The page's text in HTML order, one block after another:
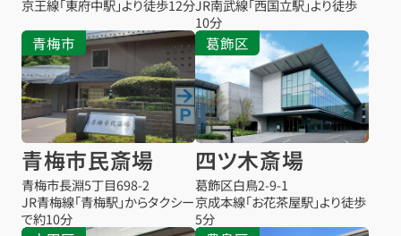
京王線「東府中駅」より徒歩12分JR南武線「西国立駅」より徒歩
10分
青梅市
青梅市民斎場
青梅市長淵5丁目698-2
JR青梅線「青梅駅」からタクシー
で約10分
葛飾区
四ツ木斎場
葛飾区白鳥2-9-1
京成本線「お花茶屋駅」より徒歩
5分